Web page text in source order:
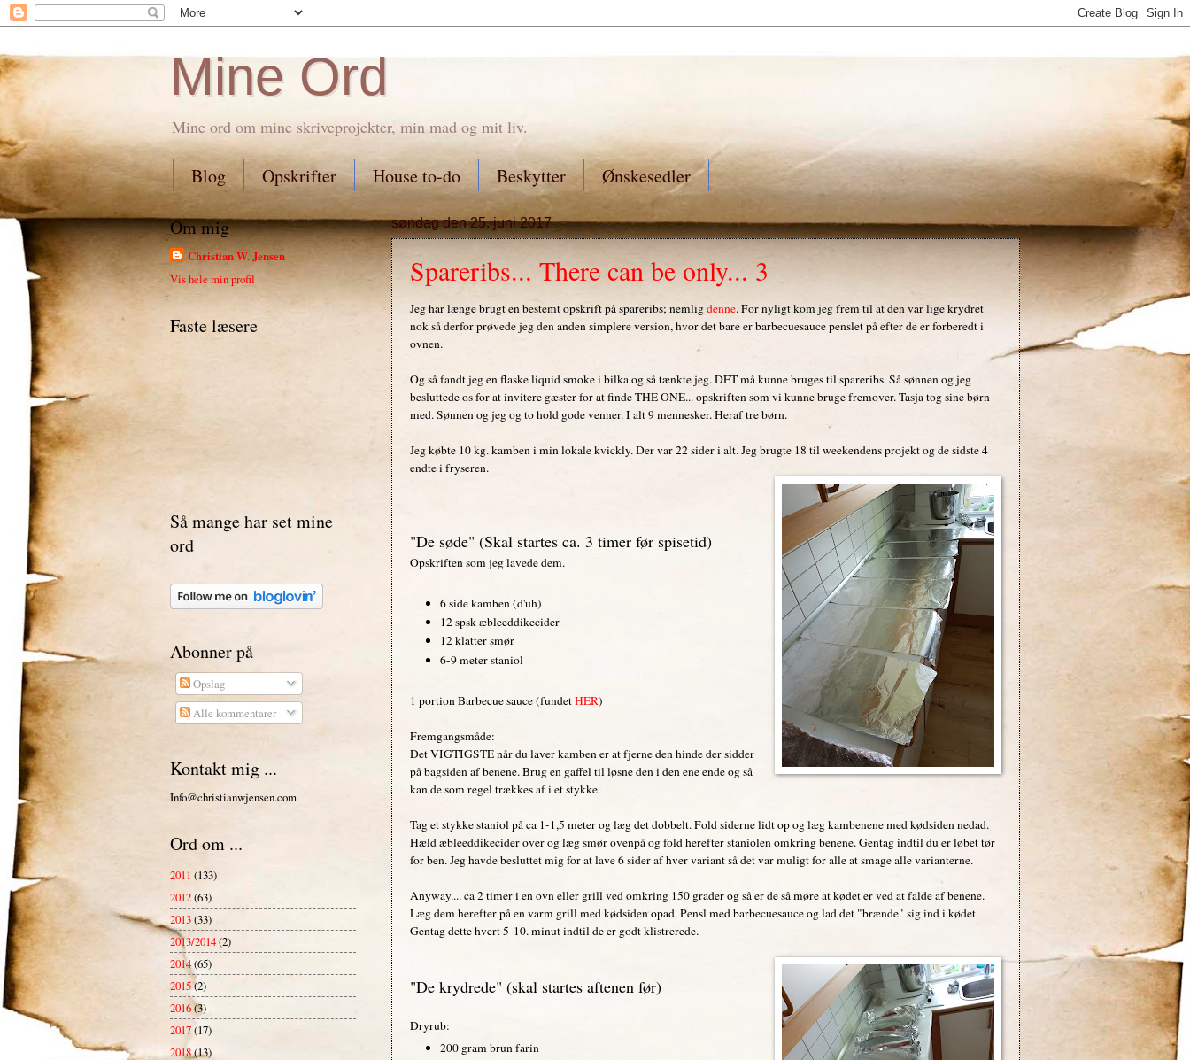
Mine Ord
Mine ord om mine skriveprojekter, min mad og mit liv.
Blog Opskrifter House to-do Beskytter Ønskesedler
søndag den 25. juni 2017
Spareribs... There can be only... 3
Jeg har længe brugt en bestemt opskrift på spareribs; nemligdenne. For nyligt kom jeg frem til at den var lige krydret
nok så derfor prøvede jeg den anden simplere version, hvor det bare er barbecuesauce penslet på efter de er forberedt i
ovnen.
Og så fandt jeg en flaske liquid smoke i bilka og så tænkte jeg. DET må kunne bruges til spareribs. Så sønnen og jeg
besluttede os for at invitere gæster for at finde THE ONE... opskriften som vi kunne bruge fremover. Tasja tog sine børn
med. Sønnen og jeg og to hold gode venner. I alt 9 mennesker. Heraf tre børn.
Jeg købte 10 kg. kamben i min lokale kvickly. Der var 22 sider i alt. Jeg brugte 18 til weekendens projekt og de sidste 4
endte i fryseren.
"De søde" (Skal startes ca. 3 timer før spisetid)
Opskriften som jeg lavede dem.
6 side kamben (d'uh)
12 spsk æbleeddikecider
12 klatter smør
6-9 meter staniol
1 portion Barbecue sauce (fundetHER)
Fremgangsmåde:
Det VIGTIGSTE når du laver kamben er at fjerne den hinde der sidder
på bagsiden af benene. Brug en gaffel til løsne den i den ene ende og så
kan de som regel trækkes af i et stykke.
Tag et stykke staniol på ca 1-1,5 meter og læg det dobbelt. Fold siderne lidt op og læg kambenene med kødsiden nedad.
Hæld æbleeddikecider over og læg smør ovenpå og fold herefter staniolen omkring benene. Gentag indtil du er løbet tør
for ben. Jeg havde besluttet mig for at lave 6 sider af hver variant så det var muligt for alle at smage alle varianterne.
Anyway.... ca 2 timer i en ovn eller grill ved omkring 150 grader og så er de så møre at kødet er ved at falde af benene.
Læg dem herefter på en varm grill med kødsiden opad. Pensl med barbecuesauce og lad det "brænde" sig ind i kødet.
Gentag dette hvert 5-10. minut indtil de er godt klistrerede.
"De krydrede" (skal startes aftenen før)
Dryrub:
200 gram brun farin
Om mig
Christian W. Jensen
Vis hele min profil
Faste læsere
Så mange har set mine
ord
Abonner på
Opslag
Alle kommentarer
Kontakt mig ...
Info@christianwjensen.com
Ord om ...
2011 (133)
2012(63)
2013(33)
2013/2014(2)
2014(65)
2015(2)
2016(3)
2017(17)
2018(13)